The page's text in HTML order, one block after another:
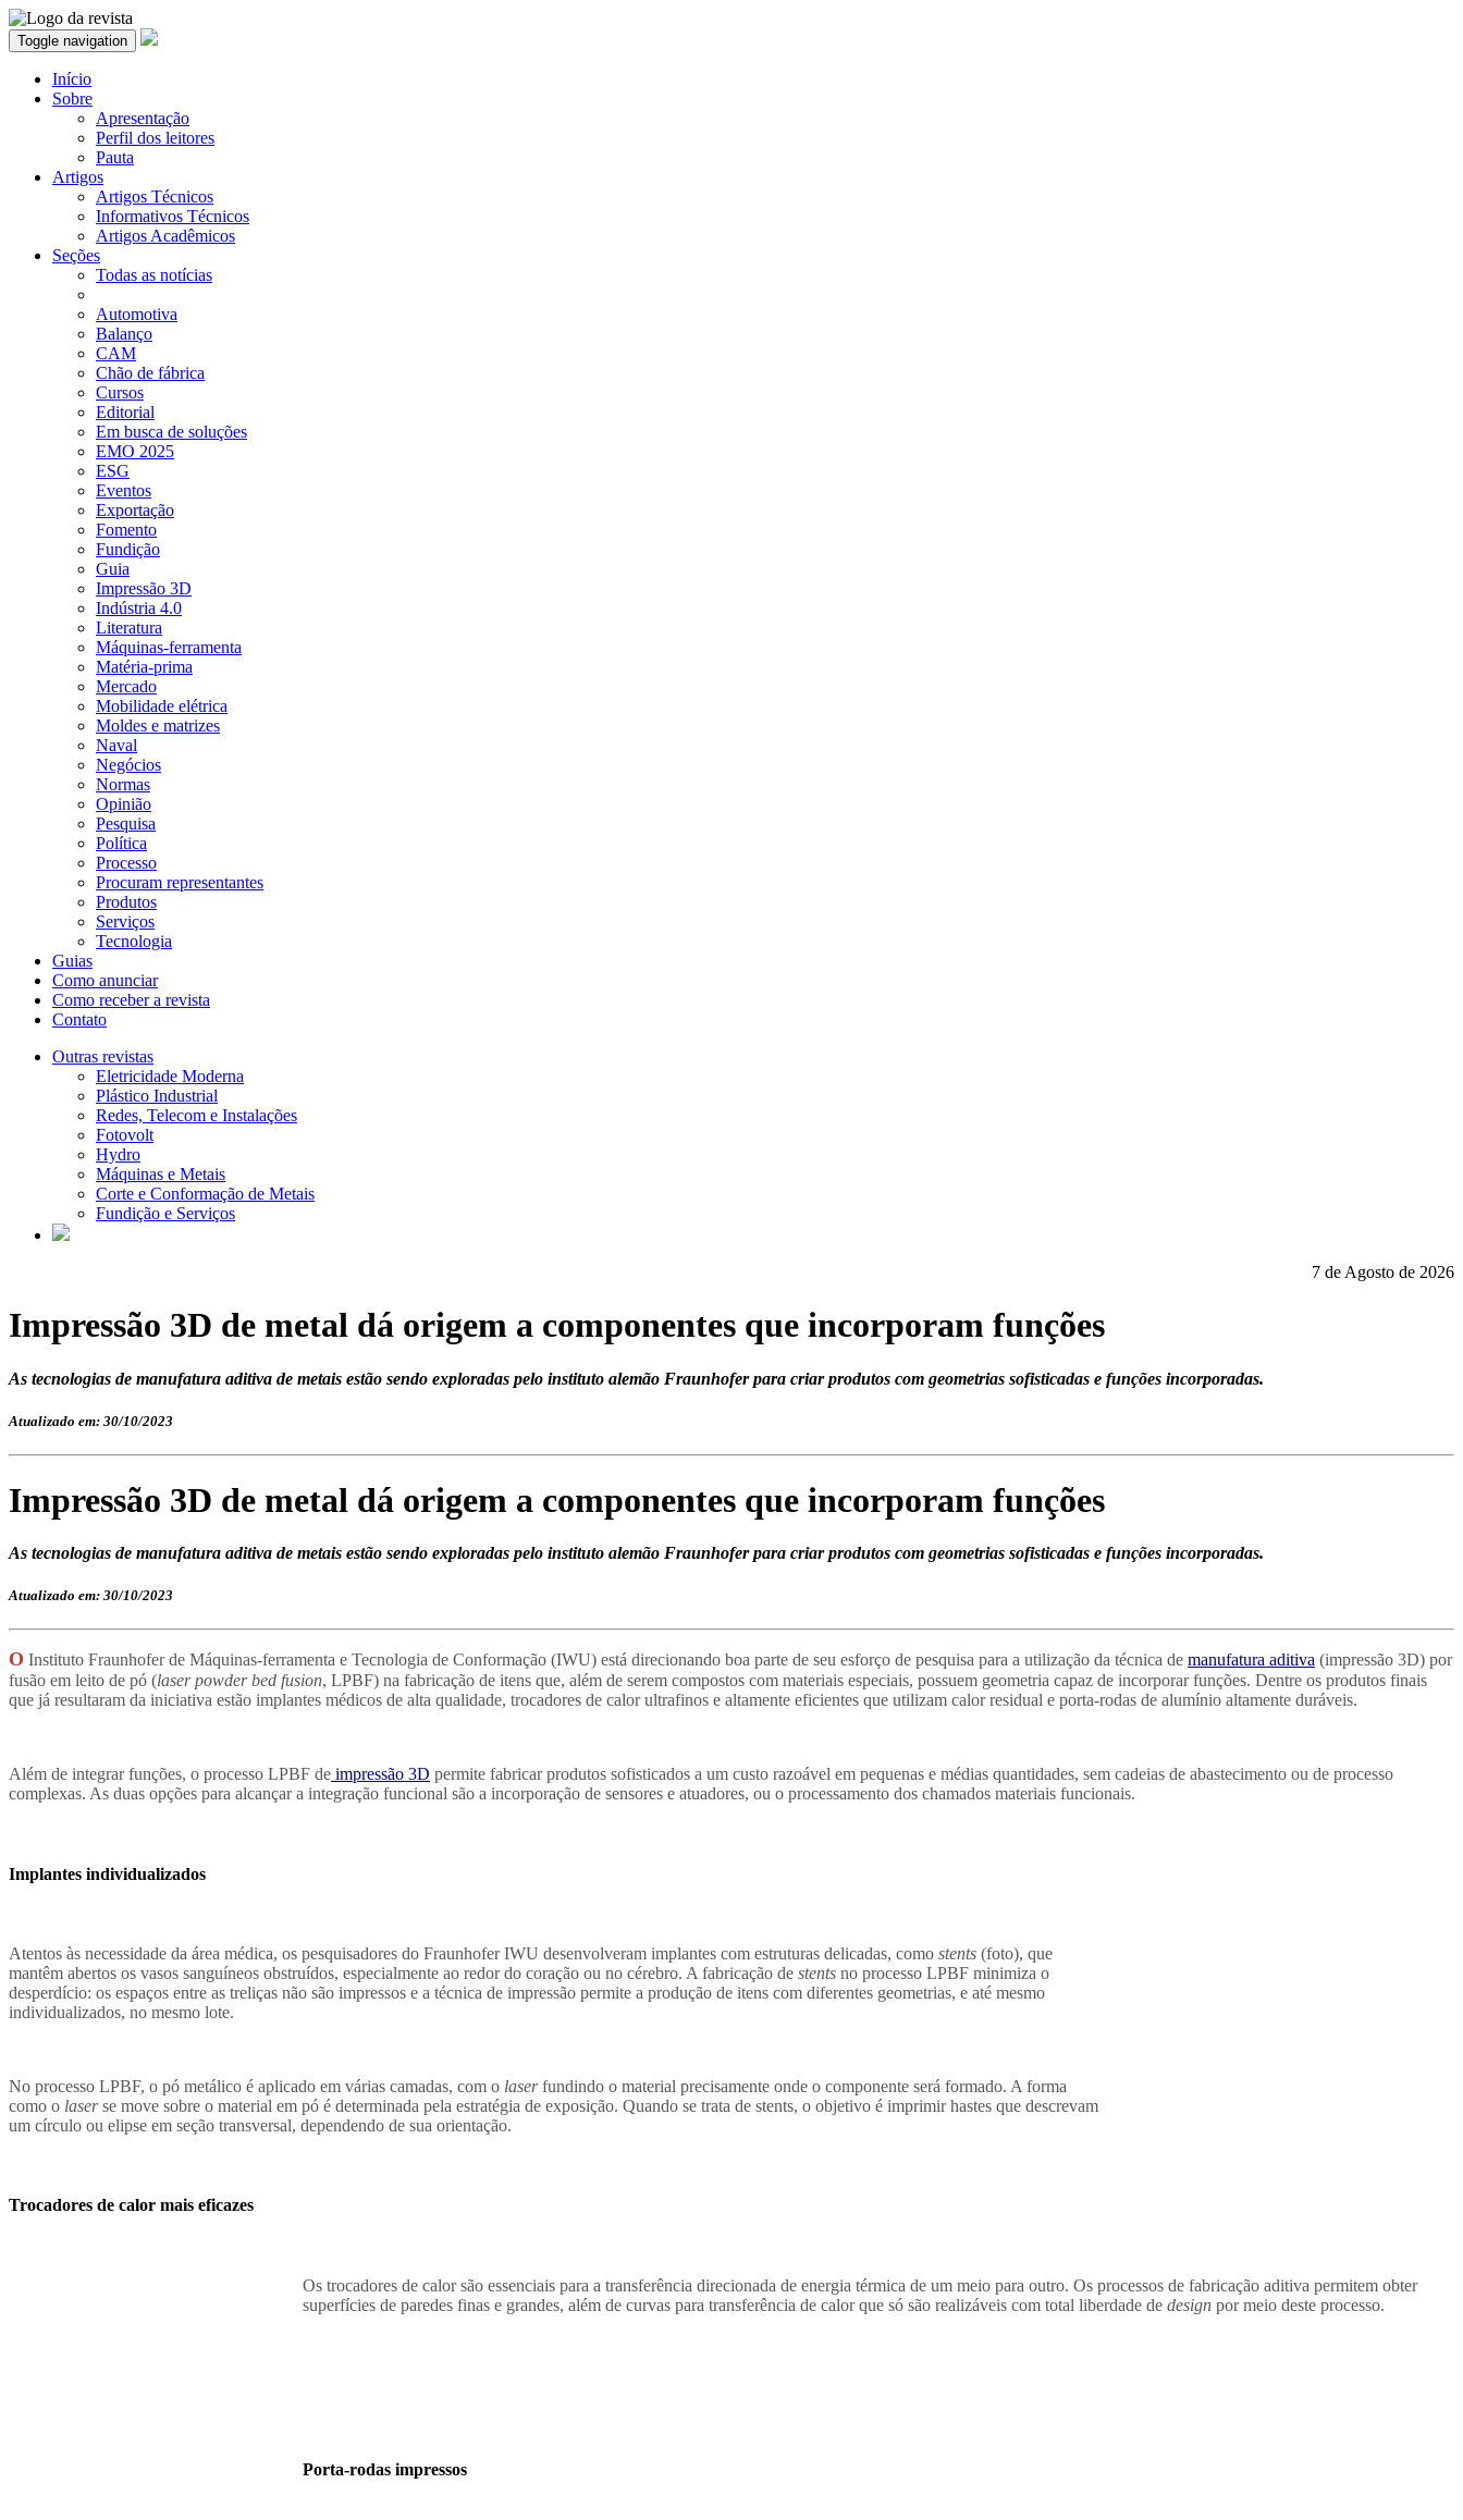
Toggle navigation
Início
Sobre
Apresentação
Perfil dos leitores
Pauta
Artigos
Artigos Técnicos
Informativos Técnicos
Artigos Acadêmicos
Seções
Todas as notícias
Automotiva
Balanço
CAM
Chão de fábrica
Cursos
Editorial
Em busca de soluções
EMO 2025
ESG
Eventos
Exportação
Fomento
Fundição
Guia
Impressão 3D
Indústria 4.0
Literatura
Máquinas-ferramenta
Matéria-prima
Mercado
Mobilidade elétrica
Moldes e matrizes
Naval
Negócios
Normas
Opinião
Pesquisa
Política
Processo
Procuram representantes
Produtos
Serviços
Tecnologia
Guias
Como anunciar
Como receber a revista
Contato
Outras revistas
Eletricidade Moderna
Plástico Industrial
Redes, Telecom e Instalações
Fotovolt
Hydro
Máquinas e Metais
Corte e Conformação de Metais
Fundição e Serviços
7 de Agosto de 2026
Impressão 3D de metal dá origem a componentes que incorporam funções
As tecnologias de manufatura aditiva de metais estão sendo exploradas pelo instituto alemão Fraunhofer para criar produtos com geometrias sofisticadas e funções incorporadas.
Atualizado em: 30/10/2023
Impressão 3D de metal dá origem a componentes que incorporam funções
As tecnologias de manufatura aditiva de metais estão sendo exploradas pelo instituto alemão Fraunhofer para criar produtos com geometrias sofisticadas e funções incorporadas.
Atualizado em: 30/10/2023
O Instituto Fraunhofer de Máquinas-ferramenta e Tecnologia de Conformação (IWU) está direcionando boa parte de seu esforço de pesquisa para a utilização da técnica de manufatura aditiva (impressão 3D) por
fusão em leito de pó (laser powderbed fusion, LPBF) na fabricação de itens que, além de serem compostos com materiais especiais, possuem geometria capaz de incorporar funções. Dentre os produtos finais
que já resultaram da iniciativa estão implantes médicos de alta qualidade, trocadores de calor ultrafinos e altamente eficientes que utilizam calor residual e porta-rodas de alumínio altamente duráveis.
Além de integrar funções, o processo LPBF de impressão 3D permite fabricar produtos sofisticados a um custo razoável em pequenas e médias quantidades, sem cadeias de abastecimento ou de processo
complexas. As duas opções para alcançar a integração funcional são a incorporação de sensores e atuadores, ou o processamento dos chamados materiais funcionais.
Implantes individualizados
Atentos às necessidade da área médica, os pesquisadores do Fraunhofer IWU desenvolveram implantes com estruturas delicadas, como stents (foto), que
mantêm abertos os vasos sanguíneos obstruídos, especialmente ao redor do coração ou no cérebro. A fabricação de stents no processo LPBF minimiza o
desperdício: os espaços entre as treliças não são impressos e a técnica de impressão permite a produção de itens com diferentes geometrias, e até mesmo
individualizados, no mesmo lote.
No processo LPBF, o pó metálico é aplicado em várias camadas, com o laserfundindo o material precisamente onde o componente será formado. A forma
como o laserse move sobre o material em pó é determinada pela estratégia de exposição. Quando se trata de stents, o objetivo é imprimir hastes que descrevam
um círculo ou elipse em seção transversal, dependendo de sua orientação.
Trocadores de calor mais eficazes
Os trocadores de calor são essenciais para a transferência direcionada de energia térmica de um meio para outro. Os processos de fabricação aditiva permitem obter
superfícies de paredes finas e grandes, além de curvas para transferência de calorque só são realizáveis com total liberdade de design por meio deste processo.
Porta-rodas impressos